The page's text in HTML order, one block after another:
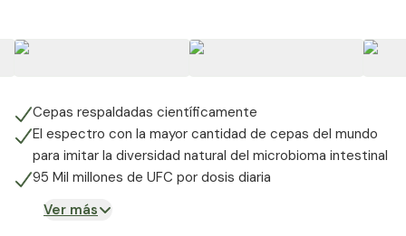
Cepas respaldadas científicamente
El espectro con la mayor cantidad de cepas del mundo
para imitar la diversidad natural del microbioma intestinal
95 Mil millones de UFC por dosis diaria
Ver más